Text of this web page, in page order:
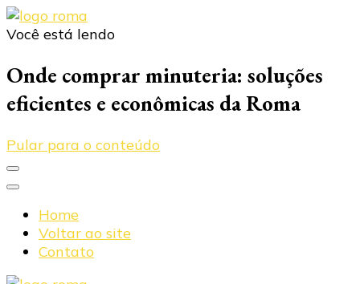
Você está lendo
Onde comprar minuteria: soluções
eficientes e econômicas da Roma
Pular para o conteúdo
Home
Voltar ao site
Contato